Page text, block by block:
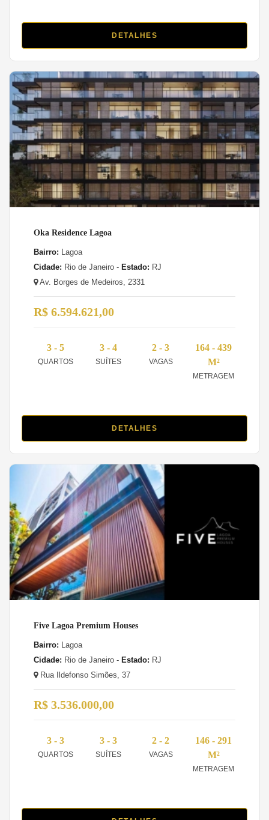
DETALHES
Oka Residence Lagoa
Bairro: Lagoa
Cidade: Rio de Janeiro - Estado: RJ
Av. Borges de Medeiros, 2331
R$ 6.594.621,00
3 - 5
QUARTOS
3 - 4
SUÍTES
2 - 3
VAGAS
164 - 439
M²
METRAGEM
DETALHES
Five Lagoa Premium Houses
Bairro: Lagoa
Cidade: Rio de Janeiro - Estado: RJ
Rua Ildefonso Simões, 37
R$ 3.536.000,00
3 - 3
QUARTOS
3 - 3
SUÍTES
2 - 2
VAGAS
146 - 291
M²
METRAGEM